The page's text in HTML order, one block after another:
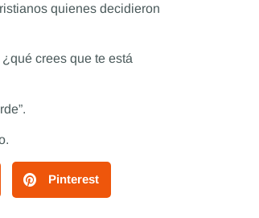
quienes decidieron
crees que te está
Pinterest